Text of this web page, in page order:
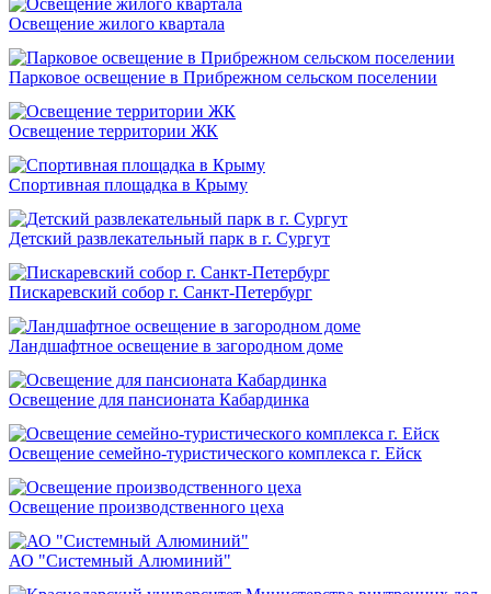
Освещение жилого квартала
Парковое освещение в Прибрежном сельском поселении
Освещение территории ЖК
Спортивная площадка в Крыму
Детский развлекательный парк в г. Сургут
Пискаревский собор г. Санкт-Петербург
Ландшафтное освещение в загородном доме
Освещение для пансионата Кабардинка
Освещение семейно-туристического комплекса г. Ейск
Освещение производственного цеха
АО "Системный Алюминий"